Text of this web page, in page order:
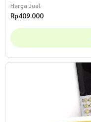
Harga Jual
Rp409.000